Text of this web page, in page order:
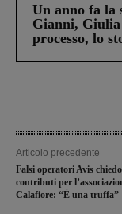
Un anno fa la
Gianni,
processo, lo
Articolo precedente
Falsi operatori Avis
contributi per
Calafiore: “È una truffa”